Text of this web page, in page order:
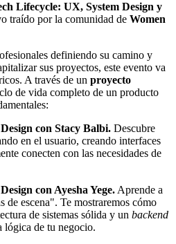
Lifecycle: UX, System Design y
traído por la comunidad de Women
definiendo su camino y
sus proyectos, este evento va
A través de un proyecto
de vida completo de un producto
con Stacy Balbi. Descubre
en el usuario, creando interfaces
conecten con las necesidades de
con Ayesha Yege. Aprende a
de escena". Te mostraremos cómo
de sistemas sólida y un backend
lógica de tu negocio.